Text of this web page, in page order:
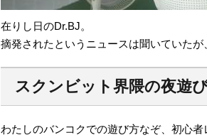
在りし日のDr.BJ。
摘発されたというニュースは聞いていた
スクンビット界隈の夜遊
わたしのバンコクでの遊び方なぞ、初心者